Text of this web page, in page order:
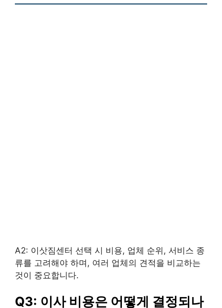
A2: 이삿짐센터 선택 시 비용, 업체 순위, 서비스 종
류를 고려해야 하며, 여러 업체의 견적을 비교하는
것이 중요합니다.
Q3: 이사 비용은 어떻게 결정되나